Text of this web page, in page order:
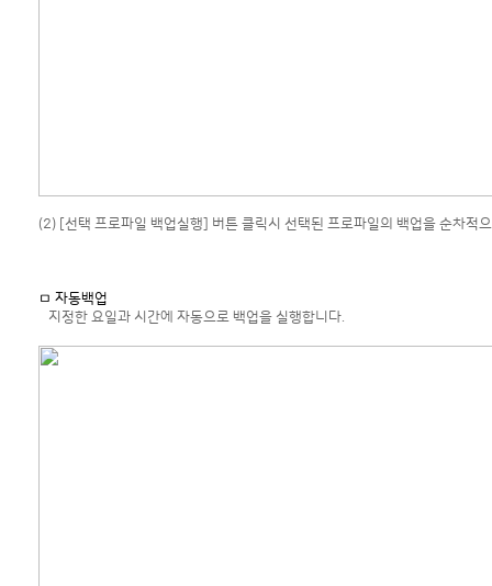
(2) [선택 프로파일 백업실행] 버튼 클릭시 선택된 프로파일의 백업을 순차적
ㅁ 자동백업
지정한 요일과 시간에 자동으로 백업을 실행합니다.